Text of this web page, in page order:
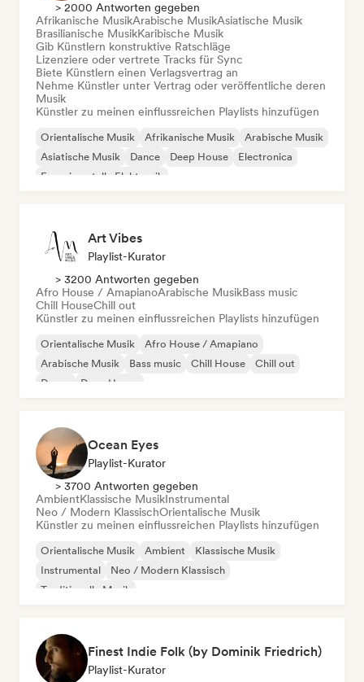
> 2000 Antworten gegeben
Afrikanische MusikArabische MusikAsiatische Musik
Brasilianische MusikKaribische Musik
Gib Künstlern konstruktive Ratschläge
Lizenziere oder vertrete Tracks für Sync
Biete Künstlern einen Verlagsvertrag an
Nehme Künstler unter Vertrag oder veröffentliche deren
Musik
Künstler zu meinen einflussreichen Playlists hinzufügen
Orientalische Musik Afrikanische Musik
Arabische Musik
Asiatische Musik
Dance Deep House
Electronica
Experimentelle Elektronik
Art Vibes
Playlist-Kurator
> 3200 Antworten gegeben
Afro House / AmapianoArabische MusikBass music
Chill HouseChill out
Künstler zu meinen einflussreichen Playlists hinzufügen
Orientalische Musik
Afro House / Amapiano
Arabische Musik
Bass music Chill House
Chill out
Dance
Deep House
Ocean Eyes
Playlist-Kurator
> 3700 Antworten gegeben
AmbientKlassische MusikInstrumental
Neo / Modern KlassischOrientalische Musik
Künstler zu meinen einflussreichen Playlists hinzufügen
Orientalische Musik Ambient
Klassische Musik
Instrumental
Neo / Modern Klassisch
Traditionelle Musik
Finest Indie Folk (by Dominik Friedrich)
Playlist-Kurator